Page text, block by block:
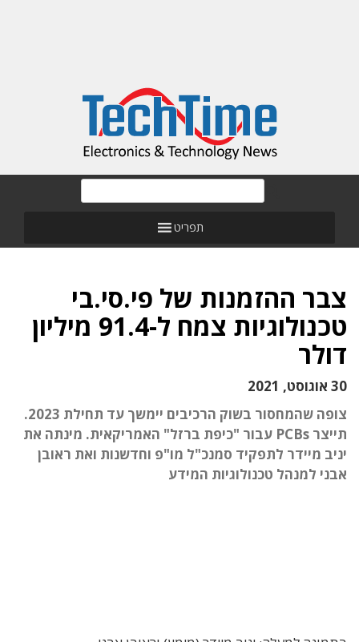
תפריט
צבר ההזמנות של פי.סי.בי
טכנולוגיות צמח ל-91.4 מיליון
דולר
30 אוגוסט, 2021
צופה שהמחסור בשוק הרכיבים יימשך עד תחילת 2023.
תייצר PCBs עבור "כיפת ברזל" האמריקאית. מינתה את
יניב מיידר לתפקיד סמנכ"ל מו"פ וחדשנות ואת ראובן
אבני למנהל טכנולוגיות המידע